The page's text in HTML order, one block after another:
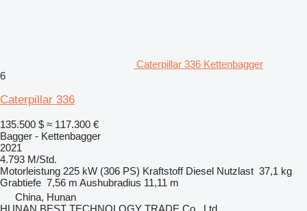
Caterpillar 336 Kettenbagger
6
Caterpillar 336
135.500 $ ≈ 117.300 €
Bagger - Kettenbagger
2021
4.793 M/Std.
Motorleistung 225 kW (306 PS) Kraftstoff Diesel Nutzlast 37,1 kg
Grabtiefe 7,56 m Aushubradius 11,11 m
China, Hunan
HUNAN BEST TECHNOLOGY TRADE Co., Ltd